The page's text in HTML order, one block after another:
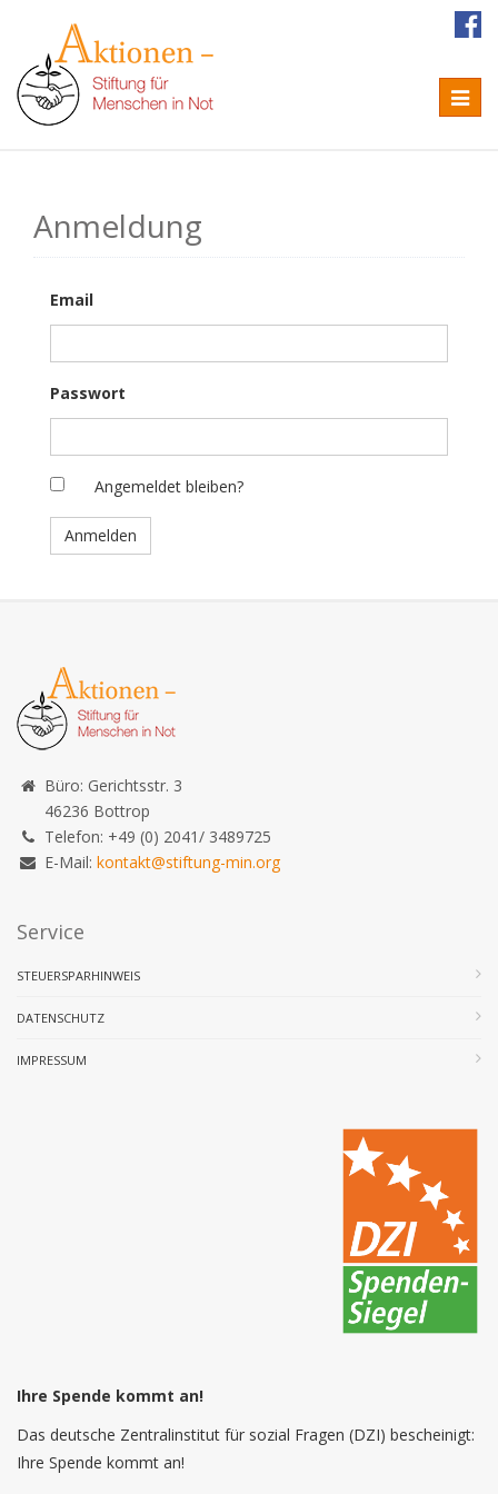
Anmeldung
Email
Passwort
Angemeldet bleiben?
Anmelden
Büro: Gerichtsstr. 3
46236 Bottrop
Telefon: +49 (0) 2041/ 3489725
E-Mail: kontakt@stiftung-min.org
Service
STEUERSPARHINWEIS
DATENSCHUTZ
IMPRESSUM
Ihre Spende kommt an!
Das deutsche Zentralinstitut für sozial Fragen (DZI) bescheinigt:
Ihre Spende kommt an!